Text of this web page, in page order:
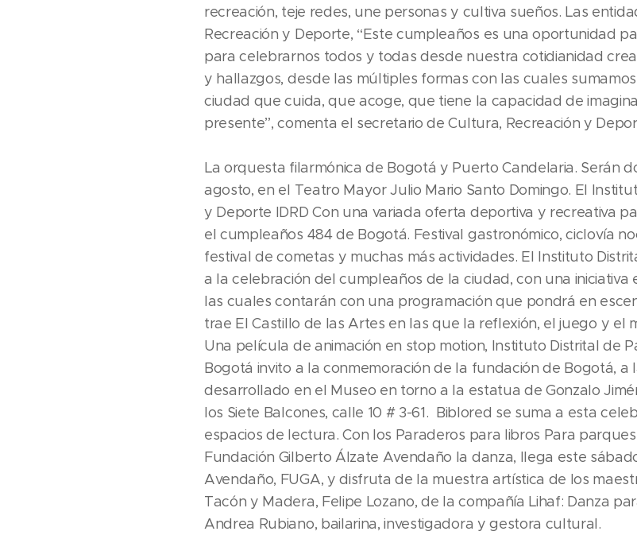
recreación, teje redes, une personas y cultiva sueños. Las
Recreación y Deporte, “Este cumpleaños es una oportunidad
para celebrarnos todos y todas desde nuestra cotidianidad
y hallazgos, desde las múltiples formas con las cuales
ciudad que cuida, que acoge, que tiene la capacidad de
presente”, comenta el secretario de Cultura, Recreación y
La orquesta filarmónica de Bogotá y Puerto Candelaria. Serán
agosto, en el Teatro Mayor Julio Mario Santo Domingo. El
y Deporte IDRD Con una variada oferta deportiva y recreativa
el cumpleaños 484 de Bogotá. Festival gastronómico, ciclovía
festival de cometas y muchas más actividades. El Instituto
a la celebración del cumpleaños de la ciudad, con una iniciativa
las cuales contarán con una programación que pondrá en
trae El Castillo de las Artes en las que la reflexión, el juego y el
Una película de animación en stop motion, Instituto Distrital de
Bogotá invito a la conmemoración de la fundación de Bogotá, a
desarrollado en el Museo en torno a la estatua de Gonzalo
los Siete Balcones, calle 10 # 3-61. Biblored se suma a esta
espacios de lectura. Con los Paraderos para libros Para
Fundación Gilberto Álzate Avendaño la danza, llega este
Avendaño, FUGA, y disfruta de la muestra artística de los
Tacón y Madera, Felipe Lozano, de la compañía Lihaf: Danza
Andrea Rubiano, bailarina, investigadora y gestora cultural.